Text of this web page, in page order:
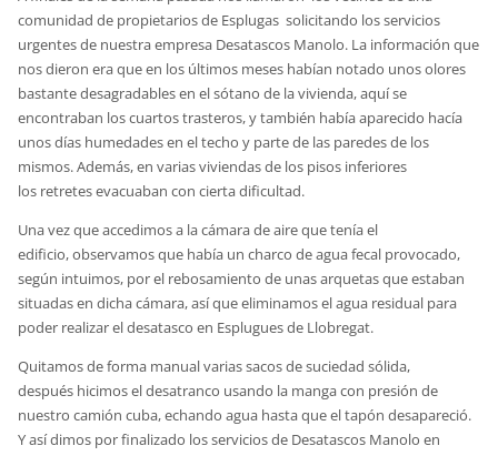
comunidad de propietarios de Esplugas solicitando los servicios
urgentes de nuestra empresa Desatascos Manolo. La información que
nos dieron era que en los últimos meses habían notado unos olores
bastante desagradables en el sótano de la vivienda, aquí se
encontraban los cuartos trasteros, y también había aparecido hacía
unos días humedades en el techo y parte de las paredes de los
mismos. Además, en varias viviendas de los pisos inferiores
los retretes evacuaban con cierta dificultad.
Una vez que accedimos a la cámara de aire que tenía el
edificio, observamos que había un charco de agua fecal provocado,
según intuimos, por el rebosamiento de unas arquetas que estaban
situadas en dicha cámara, así que eliminamos el agua residual para
poder realizar el desatasco en Esplugues de Llobregat.
Quitamos de forma manual varias sacos de suciedad sólida,
después hicimos el desatranco usando la manga con presión de
nuestro camión cuba, echando agua hasta que el tapón desapareció.
Y así dimos por finalizado los servicios de Desatascos Manolo en